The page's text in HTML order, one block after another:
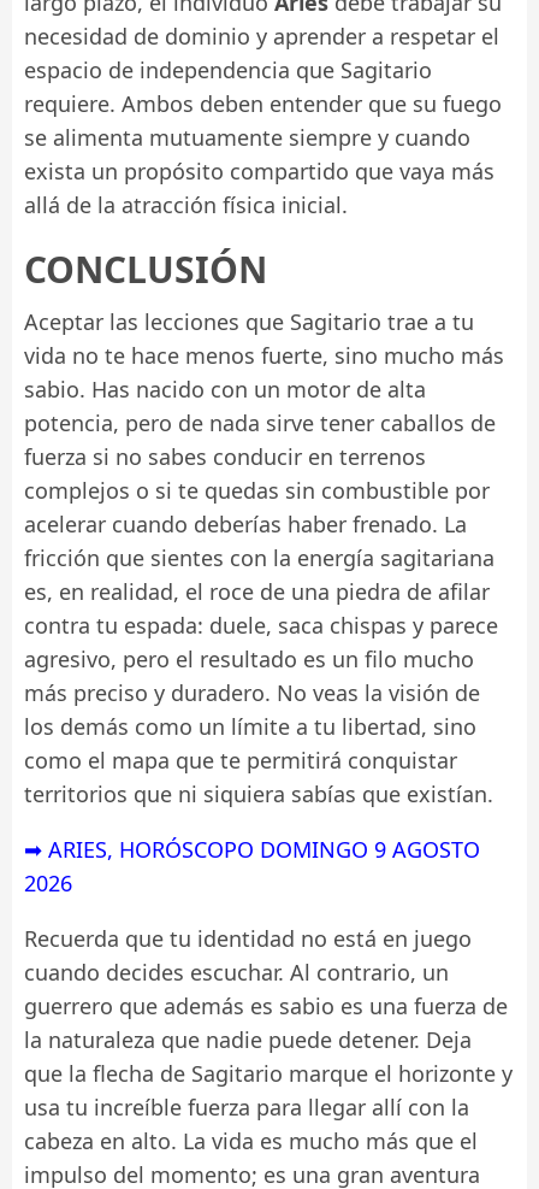
necesidad de dominio y aprender a respetar el
espacio de independencia que Sagitario
requiere. Ambos deben entender que su fuego
se alimenta mutuamente siempre y cuando
exista un propósito compartido que vaya más
allá de la atracción física inicial.
CONCLUSIÓN
Aceptar las lecciones que Sagitario trae a tu
vida no te hace menos fuerte, sino mucho más
sabio. Has nacido con un motor de alta
potencia, pero de nada sirve tener caballos de
fuerza si no sabes conducir en terrenos
complejos o si te quedas sin combustible por
acelerar cuando deberías haber frenado. La
fricción que sientes con la energía sagitariana
es, en realidad, el roce de una piedra de afilar
contra tu espada: duele, saca chispas y parece
agresivo, pero el resultado es un filo mucho
más preciso y duradero. No veas la visión de
los demás como un límite a tu libertad, sino
como el mapa que te permitirá conquistar
territorios que ni siquiera sabías que existían.
➡ ARIES, HORÓSCOPO DOMINGO 9 AGOSTO
2026
Recuerda que tu identidad no está en juego
cuando decides escuchar. Al contrario, un
guerrero que además es sabio es una fuerza de
la naturaleza que nadie puede detener. Deja
que la flecha de Sagitario marque el horizonte y
usa tu increíble fuerza para llegar allí con la
cabeza en alto. La vida es mucho más que el
impulso del momento; es una gran aventura